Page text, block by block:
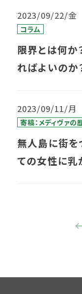
2023/09/22/金
コラム
限界とは何か
ればよいのか
2023/09/11/月
寄稿：メディヴァの
無人島に街を
ての女性に乳